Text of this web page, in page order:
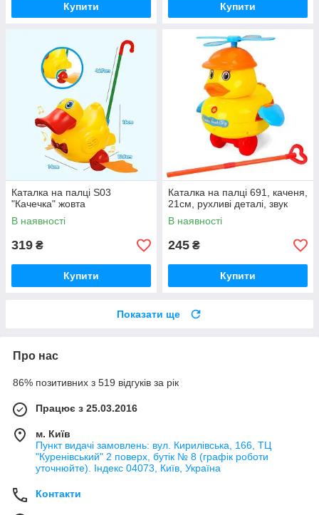
Купити Купити
Каталка на палці S03
"Качечка" жовта
В наявності
319 ₴
Купити
Каталка на палці 691, каченя,
21см, рухливі деталі, звук
В наявності
245 ₴
Купити
Показати ще
Про нас
86% позитивних з 519 відгуків за рік
Працює з 25.03.2016
м. Київ
Пункт видачі замовлень: вул. Кирилівська, 166, ТЦ
"Куренівський" 2 поверх, бутік № 8 (графік роботи
уточнюйте). Індекс 04073, Київ, Україна
Контакти